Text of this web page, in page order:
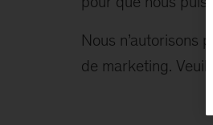
Nous n’autorisons
de marketing.